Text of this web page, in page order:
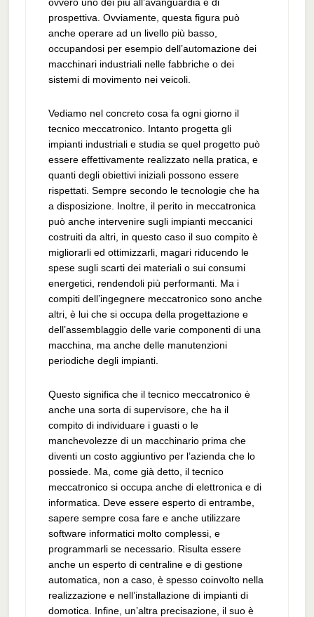
prospettiva. Ovviamente, questa figura può
anche operare ad un livello più basso,
occupandosi per esempio dell’automazione dei
macchinari industriali nelle fabbriche o dei
sistemi di movimento nei veicoli.
Vediamo nel concreto cosa fa ogni giorno il
tecnico meccatronico. Intanto progetta gli
impianti industriali e studia se quel progetto può
essere effettivamente realizzato nella pratica, e
quanti degli obiettivi iniziali possono essere
rispettati. Sempre secondo le tecnologie che ha
a disposizione. Inoltre, il perito in meccatronica
può anche intervenire sugli impianti meccanici
costruiti da altri, in questo caso il suo compito è
migliorarli ed ottimizzarli, magari riducendo le
spese sugli scarti dei materiali o sui consumi
energetici, rendendoli più performanti. Ma i
compiti dell’ingegnere meccatronico sono anche
altri, è lui che si occupa della progettazione e
dell’assemblaggio delle varie componenti di una
macchina, ma anche delle manutenzioni
periodiche degli impianti.
Questo significa che il tecnico meccatronico è
anche una sorta di supervisore, che ha il
compito di individuare i guasti o le
manchevolezze di un macchinario prima che
diventi un costo aggiuntivo per l’azienda che lo
possiede. Ma, come già detto, il tecnico
meccatronico si occupa anche di elettronica e di
informatica. Deve essere esperto di entrambe,
sapere sempre cosa fare e anche utilizzare
software informatici molto complessi, e
programmarli se necessario. Risulta essere
anche un esperto di centraline e di gestione
automatica, non a caso, è spesso coinvolto nella
realizzazione e nell’installazione di impianti di
domotica. Infine, un’altra precisazione, il suo è